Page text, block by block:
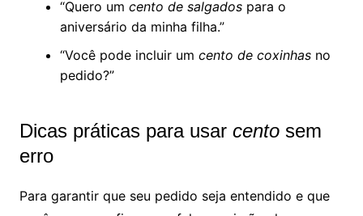
“Quero um cento de salgadospara o
aniversário da minha filha.”
“Você pode incluir um cento de coxinhasno
pedido?”
Dicas práticas para usar centosem
erro
Para garantir que seu pedido seja entendido e que